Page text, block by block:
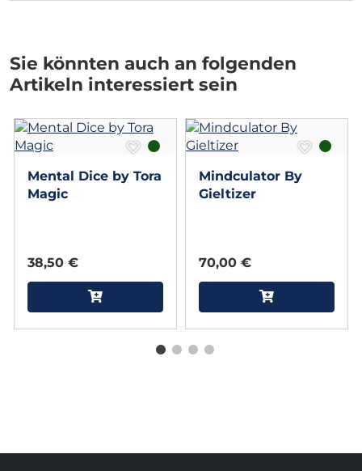
Sie könnten auch an folgenden
Artikeln interessiert sein
Mental Dice by Tora
Magic
38,50 €
Mindculator By
Gieltizer
70,00 €